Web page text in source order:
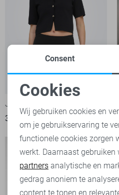
Jacqueline de Yong Vest
36,99
Noodzakelijke cookies
Personalisatie cookies
Analytische cookies
Marketing cookies
Consent
Cookies
Wij gebruiken cookies en
om je gebruikservaring te
functionele cookies zorgen
werkt. Daarnaast gebruiken
partners analytische en
gedrag anoniem te
content te tonen en